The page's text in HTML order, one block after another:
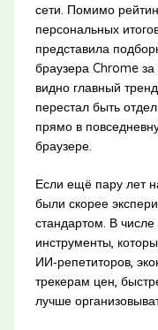
сети. Помимо
персональных
представила
браузера Chrome
видно главный
перестал быть
прямо в
браузере.
Если ещё пару лет
были скорее
стандартом. В
инструменты,
ИИ‑репетиторов,
трекерам цен,
лучше